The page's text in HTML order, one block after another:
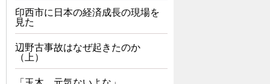
印西市に日本の経済成長の現場を
見た
辺野古事故はなぜ起きたのか
（上）